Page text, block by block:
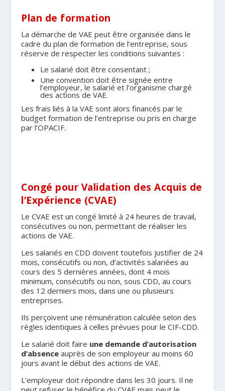
Plan de formation
La démarche de VAE peut être organisée dans le
cadre du plan de formation de l’entreprise, sous
réserve de respecter les conditions suivantes :
Le salarié doit être consentant ;
Une convention doit être signée entre
l’employeur, le salarié et l’organisme chargé
des actions de VAE.
Les frais liés à la VAE sont alors financés par le
budget formation de l’entreprise ou pris en charge
par l’OPACIF.
Congé pour Validation des Acquis de
l’Expérience (CVAE)
Le CVAE est un congé limité à 24 heures de travail,
consécutives ou non, permettant de réaliser les
actions de VAE.
Les salariés en CDD doivent toutefois justifier de 24
mois, consécutifs ou non, d’activités salariées au
cours des 5 dernières années, dont 4 mois
minimum, consécutifs ou non, sous CDD, au cours
des 12 derniers mois, dans une ou plusieurs
entreprises.
Ils perçoivent une rémunération calculée selon des
règles identiques à celles prévues pour le CIF-CDD.
Le salarié doit faire une demande d’autorisation
d’absence auprès de son employeur au moins 60
jours avant le début des actions de VAE.
L’employeur doit répondre dans les 30 jours. Il ne